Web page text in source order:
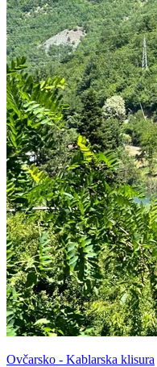
Ovčarsko - Kablarska klisura